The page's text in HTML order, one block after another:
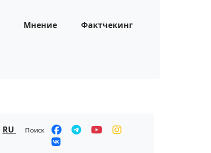
Мнение Фактчекинг
RU Поиск